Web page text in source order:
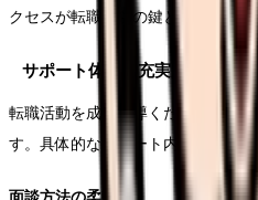
クセスが転職成功の鍵となります。
サポート体制の充実度
転職活動を成功に導くためには、
す。具体的なサポート内容とその